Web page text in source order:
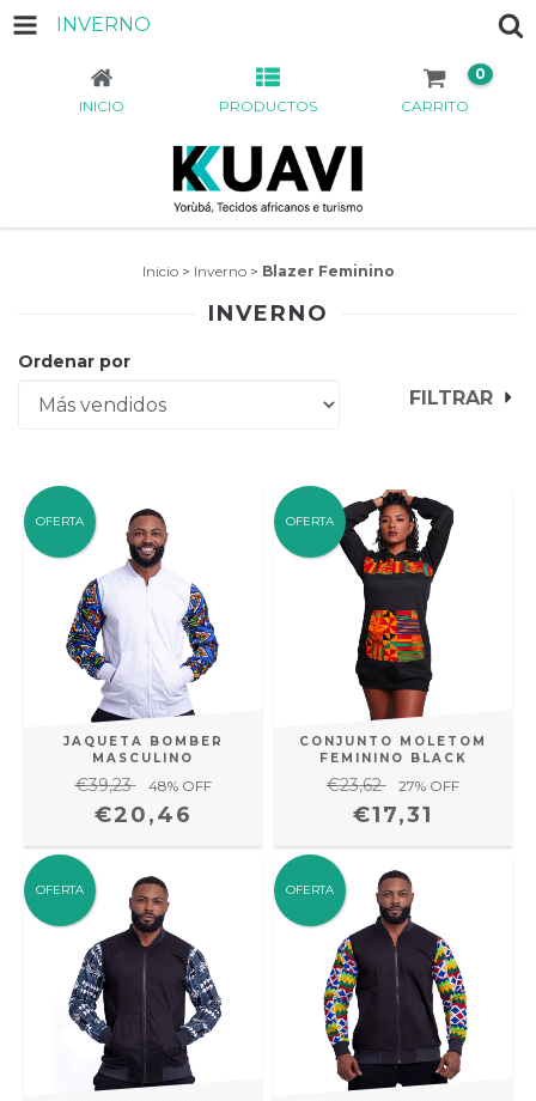
INVERNO
INICIO PRODUCTOS CARRITO
0
Inicio > Inverno > Blazer Feminino
INVERNO
Ordenar por
FILTRAR
OFERTA
JAQUETA BOMBER
MASCULINO
€39,23 48% OFF
€20,46
OFERTA
CONJUNTO MOLETOM
FEMININO BLACK
€23,62 27% OFF
€17,31
OFERTA OFERTA